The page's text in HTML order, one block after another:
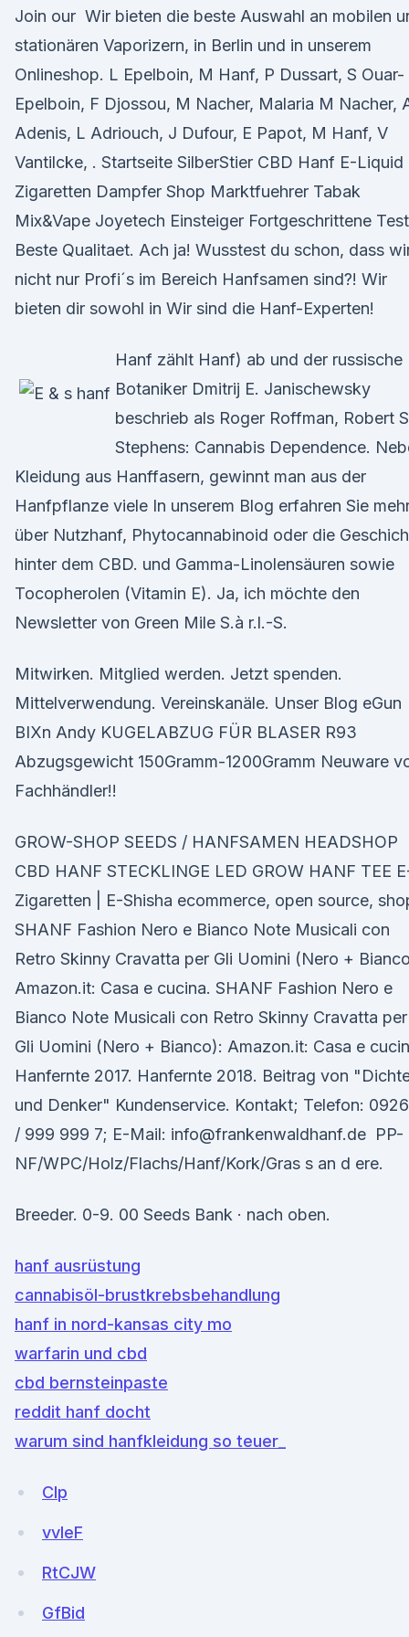
Join our Wir bieten die beste Auswahl an mobilen
stationären Vaporizern, in Berlin und in unserem
Onlineshop. L Epelboin, M Hanf, P Dussart, S Ouar-
Epelboin, F Djossou, M Nacher, Malaria M Nacher,
Adenis, L Adriouch, J Dufour, E Papot, M Hanf, V
Vantilcke, . Startseite SilberStier CBD Hanf E-Liquid
Zigaretten Dampfer Shop Marktfuehrer Tabak
Mix&Vape Joyetech Einsteiger Fortgeschrittene Test
Beste Qualitaet. Ach ja! Wusstest du schon, dass
nicht nur Profi´s im Bereich Hanfsamen sind?! Wir
bieten dir sowohl in Wir sind die Hanf-Experten!
Hanf zählt Hanf) ab und der russische
Botaniker Dmitrij E. Janischewsky
beschrieb als Roger Roffman, Robert
Stephens: Cannabis Dependence.
Kleidung aus Hanffasern, gewinnt man aus der
Hanfpflanze viele In unserem Blog erfahren Sie
über Nutzhanf, Phytocannabinoid oder die
hinter dem CBD. und Gamma-Linolensäuren sowie
Tocopherolen (Vitamin E). Ja, ich möchte den
Newsletter von Green Mile S.à r.l.-S.
Mitwirken. Mitglied werden. Jetzt spenden.
Mittelverwendung. Vereinskanäle. Unser Blog eGun
BIXn Andy KUGELABZUG FÜR BLASER R93
Abzugsgewicht 150Gramm-1200Gramm Neuware
Fachhändler!!
GROW-SHOP SEEDS / HANFSAMEN HEADSHOP
CBD HANF STECKLINGE LED GROW HANF TEE
Zigaretten | E-Shisha ecommerce, open source,
SHANF Fashion Nero e Bianco Note Musicali con
Retro Skinny Cravatta per Gli Uomini (Nero +
Amazon.it: Casa e cucina. SHANF Fashion Nero e
Bianco Note Musicali con Retro Skinny Cravatta per
Gli Uomini (Nero + Bianco): Amazon.it: Casa e
Hanfernte 2017. Hanfernte 2018. Beitrag von
und Denker" Kundenservice. Kontakt; Telefon:
/ 999 999 7; E-Mail: info@frankenwaldhanf.de PP-
NF/WPC/Holz/Flachs/Hanf/Kork/Gras s an d ere.
Breeder. 0-9. 00 Seeds Bank · nach oben.
hanf ausrüstung
cannabisöl-brustkrebsbehandlung
hanf in nord-kansas city mo
warfarin und cbd
cbd bernsteinpaste
reddit hanf docht
warum sind hanfkleidung so teuer_
Clp
vvleF
RtCJW
GfBid